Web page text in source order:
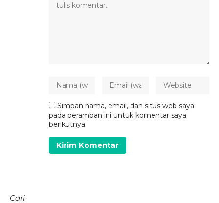
Simpan nama, email, dan situs web saya
pada peramban ini untuk komentar saya
berikutnya.
Cari